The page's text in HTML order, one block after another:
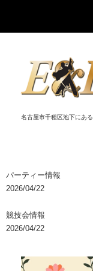
名古屋市千種区池下にあ
パーティー情報
2026/04/22
競技会情報
2026/04/22